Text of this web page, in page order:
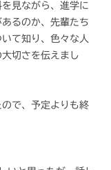
見ながら、進学に
るのか、先輩たち
て知り、色々な人
切さを伝えまし
で、予定よりも終